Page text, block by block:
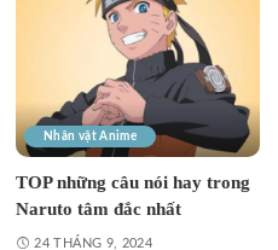
Nhân vật Anime
TOP những câu nói hay trong
Naruto tâm đắc nhất
24 THÁNG 9, 2024